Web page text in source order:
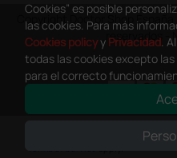
Copyright Doctor Shop
reservados -
This site is protected by
Cookies” es posible
las cookies. Para más
Cookies policyy Privacidad.
todas las cookies excepto
para el correcto